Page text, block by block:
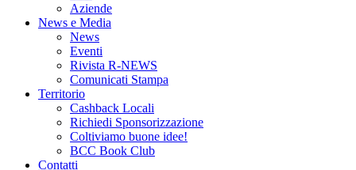
Aziende
News e Media
News
Eventi
Rivista R-NEWS
Comunicati Stampa
Territorio
Cashback Locali
Richiedi Sponsorizzazione
Coltiviamo buone idee!
BCC Book Club
Contatti